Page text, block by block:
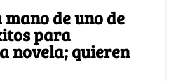
de uno de
para
novela; quieren